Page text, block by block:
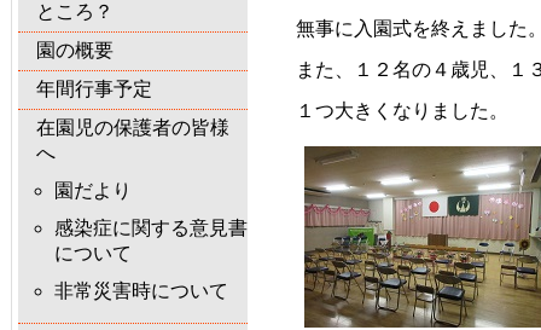
ところ？
園の概要
年間行事予定
在園児の保護者の皆様
へ
園だより
感染症に関する意見書
について
非常災害時について
無事に入園式を終えました
また、１２名の４歳児、１
１つ大きくなりました。